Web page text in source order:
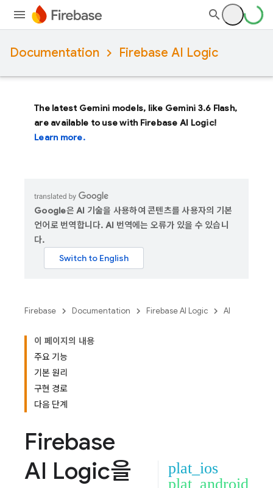
Documentation Firebase AI Logic
The latest Gemini models, like Gemini 3.6 Flash,
are available to use with Firebase AI Logic!
Learn more.
Google은 AI 기술을 사용하여 콘텐츠를 사용자의 기본
언어로 번역합니다. AI 번역에는 오류가 있을 수 있습니
다.
Firebase Documentation Firebase AI Logic AI
이 페이지의 내용
주요 기능
기본 원리
구현 경로
다음 단계
Firebase
AI Logic을
plat_ios
plat_android